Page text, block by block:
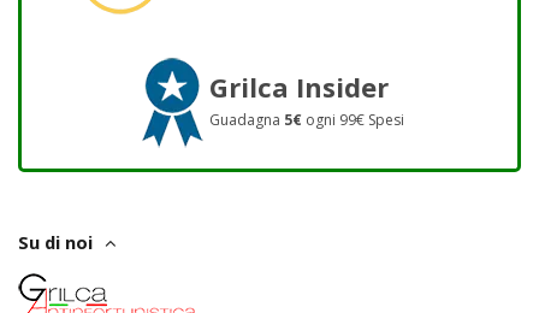
Grilca Insider
Guadagna 5€ ogni 99€ Spesi
Su di noi